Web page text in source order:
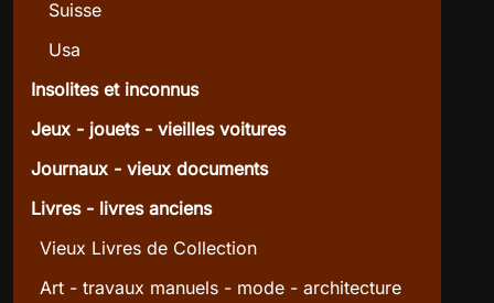
Suisse
Usa
Insolites et inconnus
Jeux - jouets - vieilles voitures
Journaux - vieux documents
Livres - livres anciens
Vieux Livres de Collection
Art - travaux manuels - mode - architecture